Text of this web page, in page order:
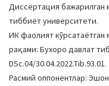
Диссертация бажарилган
тиббиёт университети.
ИК фаолият кўрсатаётган
рақами: Бухоро давлат
DSc.04/30.04.2022.Tib.93.01.
Расмий оппонентлар: